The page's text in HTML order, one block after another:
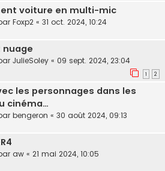
voiture en multi-mic
Foxp2 « 31 oct. 2024, 10:24
JulieSoley « 09 sept. 2024, 23:04
1 2
les personnages dans les
cinéma…
bengeron « 30 août 2024, 09:13
aw « 21 mai 2024, 10:05